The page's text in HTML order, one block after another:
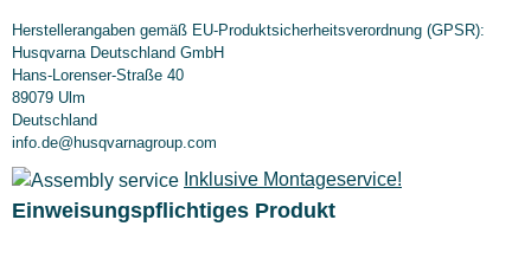
Herstellerangaben gemäß EU-Produktsicherheitsverordnung (GPSR):
Husqvarna Deutschland GmbH
Hans-Lorenser-Straße 40
89079 Ulm
Deutschland
info.de@husqvarnagroup.com
Inklusive Montageservice!
Einweisungspflichtiges Produkt